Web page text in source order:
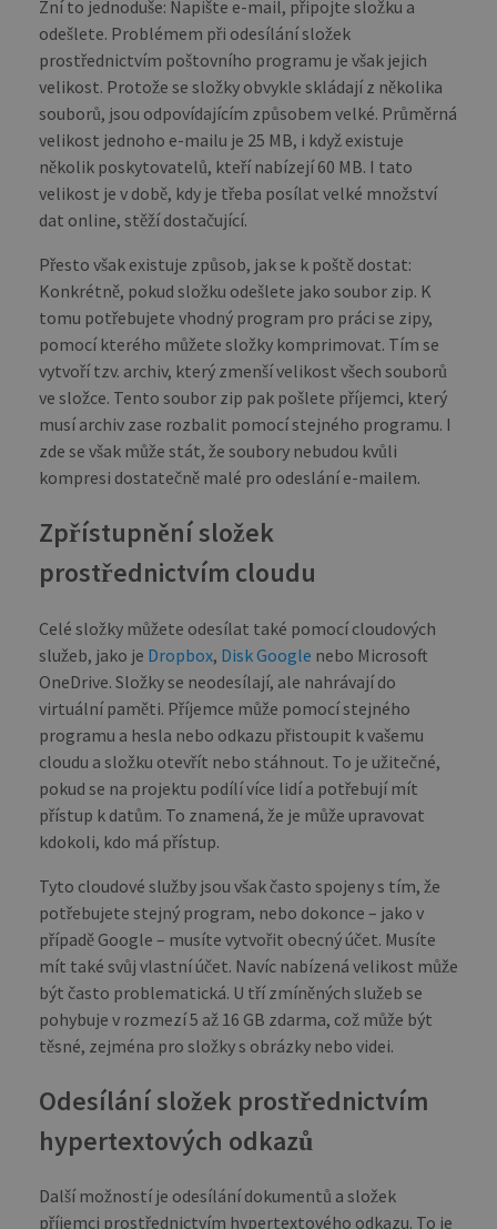
Zní to jednoduše: Napište e-mail, připojte složku a
odešlete. Problémem při odesílání složek
prostřednictvím poštovního programu je však jejich
velikost. Protože se složky obvykle skládají z několika
souborů, jsou odpovídajícím způsobem velké. Průměrná
velikost jednoho e-mailu je 25 MB, i když existuje
několik poskytovatelů, kteří nabízejí 60 MB. I tato
velikost je v době, kdy je třeba posílat velké množství
dat online, stěží dostačující.
Přesto však existuje způsob, jak se k poště dostat:
Konkrétně, pokud složku odešlete jako soubor zip. K
tomu potřebujete vhodný program pro práci se zipy,
pomocí kterého můžete složky komprimovat. Tím se
vytvoří tzv. archiv, který zmenší velikost všech souborů
ve složce. Tento soubor zip pak pošlete příjemci, který
musí archiv zase rozbalit pomocí stejného programu. I
zde se však může stát, že soubory nebudou kvůli
kompresi dostatečně malé pro odeslání e-mailem.
Zpřístupnění složek
prostřednictvím cloudu
Celé složky můžete odesílat také pomocí cloudových
služeb, jako je Dropbox, Disk Google nebo Microsoft
OneDrive. Složky se neodesílají, ale nahrávají do
virtuální paměti. Příjemce může pomocí stejného
programu a hesla nebo odkazu přistoupit k vašemu
cloudu a složku otevřít nebo stáhnout. To je užitečné,
pokud se na projektu podílí více lidí a potřebují mít
přístup k datům. To znamená, že je může upravovat
kdokoli, kdo má přístup.
Tyto cloudové služby jsou však často spojeny s tím, že
potřebujete stejný program, nebo dokonce – jako v
případě Google – musíte vytvořit obecný účet. Musíte
mít také svůj vlastní účet. Navíc nabízená velikost může
být často problematická. U tří zmíněných služeb se
pohybuje v rozmezí 5 až 16 GB zdarma, což může být
těsné, zejména pro složky s obrázky nebo videi.
Odesílání složek prostřednictvím
hypertextových odkazů
Další možností je odesílání dokumentů a složek
příjemci prostřednictvím hypertextového odkazu. To je